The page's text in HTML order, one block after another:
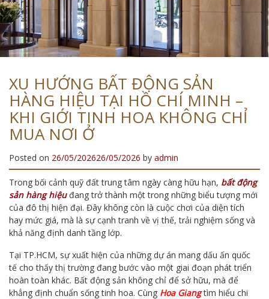
XU HƯỚNG BẤT ĐỘNG SẢN
HÀNG HIỆU TẠI HỒ CHÍ MINH –
KHI GIỚI TINH HOA KHÔNG CHỈ
MUA NƠI Ở
Posted on 26/05/202626/05/2026 by admin
Trong bối cảnh quỹ đất trung tâm ngày càng hữu hạn, bất động
sản hàng hiệuđang trở thành một trong những biểu tượng mới
của đô thị hiện đại. Đây không còn là cuộc chơi của diện tích
hay mức giá, mà là sự cạnh tranh về vị thế, trải nghiệm sống và
khả năng định danh tầng lớp.
Tại TP.HCM, sự xuất hiện của những dự án mang dấu ấn quốc
tế cho thấy thị trường đang bước vào một giai đoạn phát triển
hoàn toàn khác. Bất động sản không chỉ để sở hữu, mà để
khẳng định chuẩn sống tinh hoa. Cùng Hoa Giangtìm hiểu chi